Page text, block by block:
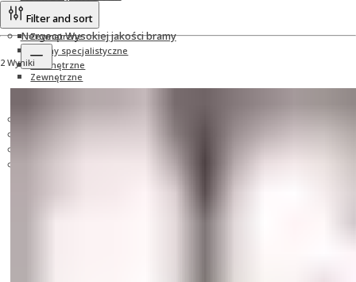
Zewnętrzne
Bramy specjalistyczne
Wewnętrzne
Nergeco Wysokiej jakości bramy
Zewnętrzne
Bramy specjalistyczne
Filter and sort
2 Wyniki